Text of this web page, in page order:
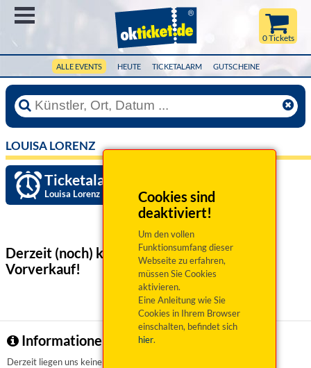
ALLE EVENTS HEUTE TICKETALARM GUTSCHEINE
0 Tickets
Cookies sind
deaktiviert!
Um den vollen
Funktionsumfang dieser
Webseite zu erfahren,
müssen Sie Cookies
aktivieren.
Eine Anleitung wie Sie
Cookies in Ihrem Browser
einschalten, befindet sich
hier.
LOUISA LORENZ
Ticketalarm einrichten »
Louisa Lorenz
Derzeit (noch) keine Veranstaltungen
Vorverkauf!
Informationen zu Louisa Lorenz
Derzeit liegen uns keinerlei Informationen vor.